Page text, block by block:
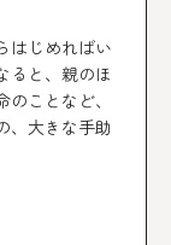
はじめればい
と、親のほ
ことなど、
、大きな手助